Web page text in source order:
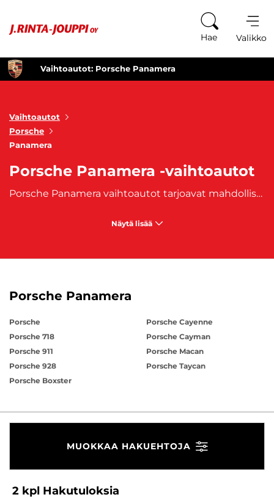
Hae Valikko
Vaihtoautot: Porsche Panamera
Vaihtoautot
Porsche
Panamera
Porsche Panamera -vaihtoautot
Porsche Panamera vaihtoautot tarjoavat mahdollisuuden astua todelliseen luksusautojen maailmaan, jossa urheilullisuus ja hienostuneisuus kohtaavat saumattomasti. Panamera-mallisto on tunnettu siitä, että se yhdistää perinteisen Porschen suorituskyvyn ja ajodynamiikan ylelliseen muotoiluun ja mukavuuteen. Porsche Panamera vaihtoautot ovat täydellinen valinta niille, jotka haluavat nauttia huippuluokan ajokokemuksesta, mutta etsivät samalla kustannustehokasta ratkaisua. Porsche Panamera vaihtoautot erottuvat edukseen monella tapaa. Ne tarjoavat tilaa ja mukavuutta koko perheelle tai liikematkustukseen, tinkimättä kuitenkaan urheilullisesta suorituskyvystä, josta Porsche on tunnettu. Panamera on loistava valinta kuljettajille, jotka arvostavat niin kaupunkiajoa kuin pitkiä matkoja, sillä sen ajettavuus on erinomainen kaikissa olosuhteissa.
Näytä lisää
Porsche Panamera
Porsche
Porsche 718
Porsche 911
Porsche 928
Porsche Boxster
Porsche Cayenne
Porsche Cayman
Porsche Macan
Porsche Taycan
MUOKKAA HAKUEHTOJA
2 kpl Hakutuloksia